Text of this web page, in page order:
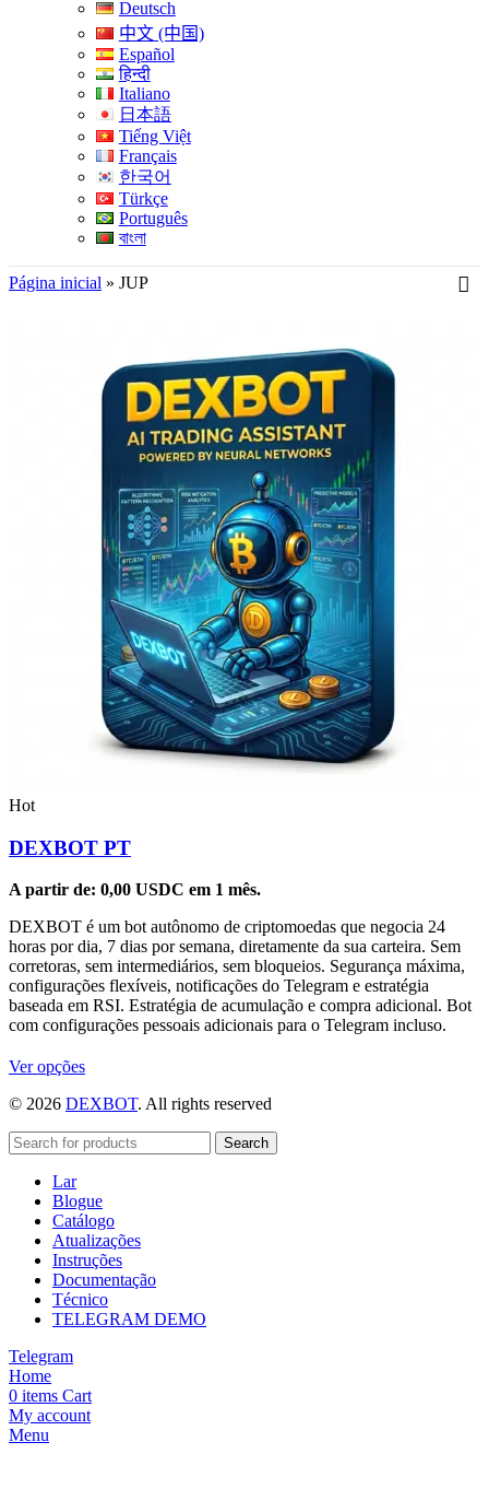
Deutsch
中文 (中国)
Español
हिन्दी
Italiano
日本語
Tiếng Việt
Français
한국어
Türkçe
Português
বাংলা
Página inicial » JUP
Hot
DEXBOT PT
A partir de: 0,00 USDC em 1 mês.
DEXBOT é um bot autônomo de criptomoedas que negocia 24
horas por dia, 7 dias por semana, diretamente da sua carteira. Sem
corretoras, sem intermediários, sem bloqueios. Segurança máxima,
configurações flexíveis, notificações do Telegram e estratégia
baseada em RSI. Estratégia de acumulação e compra adicional. Bot
com configurações pessoais adicionais para o Telegram incluso.
Ver opçõesEste
tem
variantes.
podem
ser
escolhidas
na
página
do
produto
© 2026 DEXBOT. All rights reserved
Search
Lar
Blogue
Catálogo
Atualizações
Instruções
Documentação
Técnico
TELEGRAM DEMO
Telegram
Home
0 items Cart
My account
Menu